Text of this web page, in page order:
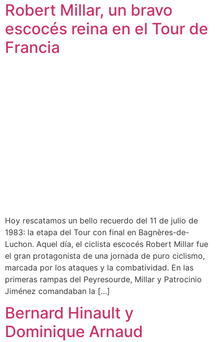
Robert Millar, un bravo
escocés reina en el Tour de
Francia
Hoy rescatamos un bello recuerdo del 11 de julio de
1983: la etapa del Tour con final en Bagnères-de-
Luchon. Aquel día, el ciclista escocés Robert Millar fue
el gran protagonista de una jornada de puro ciclismo,
marcada por los ataques y la combatividad. En las
primeras rampas del Peyresourde, Millar y Patrocinio
Jiménez comandaban la […]
Bernard Hinault y
Dominique Arnaud